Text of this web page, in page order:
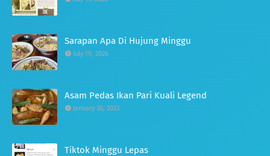
Sarapan Apa Di Hujung Minggu
July 19, 2026
Asam Pedas Ikan Pari Kuali Legend
January 30, 2023
Tiktok Minggu Lepas